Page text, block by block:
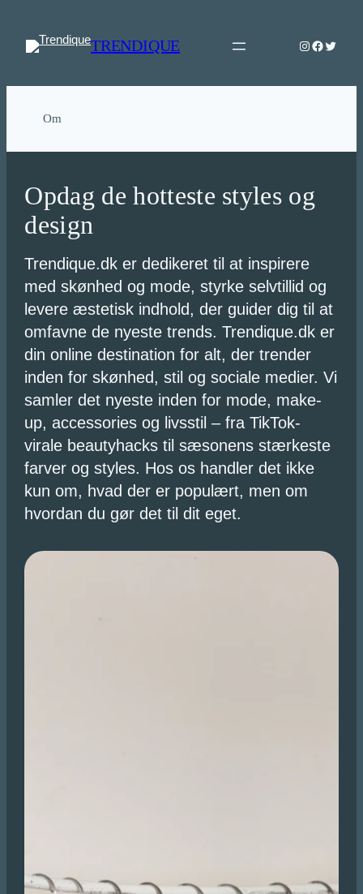
indhold
TRENDIQUE Instagram
Twitter
Om
Opdag de hotteste styles og
design
Trendique.dk er dedikeret til at inspirere
med skønhed og mode, styrke selvtillid og
levere æstetisk indhold, der guider dig til at
omfavne de nyeste trends. Trendique.dk er
din online destination for alt, der trender
inden for skønhed, stil og sociale medier. Vi
samler det nyeste inden for mode, make-
up, accessories og livsstil – fra TikTok-
virale beautyhacks til sæsonens stærkeste
farver og styles. Hos os handler det ikke
kun om, hvad der er populært, men om
hvordan du gør det til dit eget.